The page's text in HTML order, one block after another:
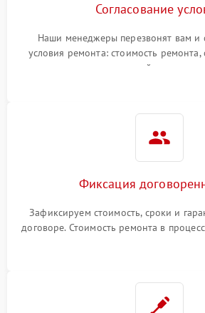
Согласование
Наши менеджеры перезвонят вам и
условия ремонта: стоимость
гарантийные условия
Фиксация
Зафиксируем стоимость, сроки и
договоре. Стоимость ремонта в